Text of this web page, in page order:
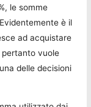
le somme
è il
ad acquistare
vuole
delle decisioni